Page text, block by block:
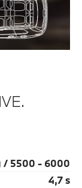
/ 5500 - 6000
4,7 s